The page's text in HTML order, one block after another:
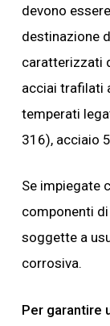
devono
destinazione
caratterizzati
acciai trafilati
temperati
316), acciaio
Se impiegate
componenti
soggette a
corrosiva.
Per garantire